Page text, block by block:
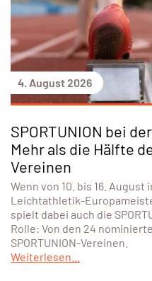
4. August 2026
SPORTUNION bei
Mehr als die Hälfte
Vereinen
Wenn von 10. bis 16. August
Leichtathletik-
spielt dabei auch die
Rolle: Von den 24
SPORTUNION-Vereinen.